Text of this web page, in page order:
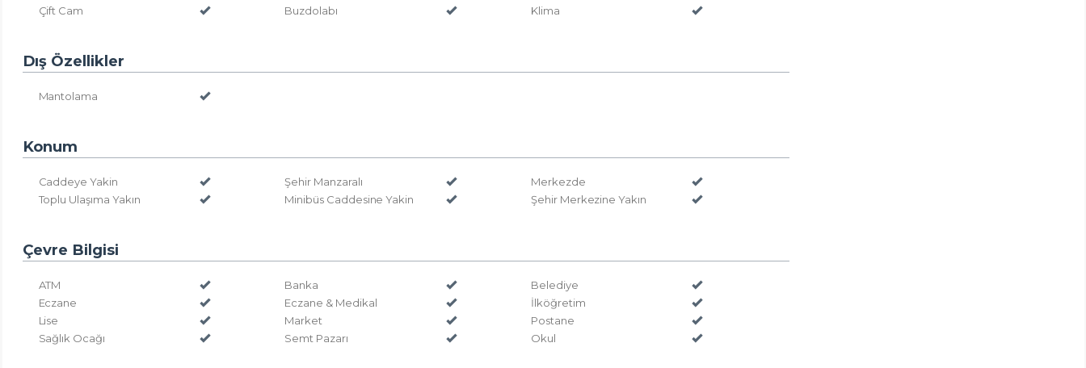
Çift Cam
Buzdolabı Klima
Dış Özellikler
Mantolama
Konum
Caddeye Yakin Şehir Manzaralı
Merkezde
Toplu Ulaşıma Yakın
Minibüs Caddesine Yakin Şehir Merkezine Yakın
Çevre Bilgisi
ATM Banka
Belediye
Eczane
Eczane & Medikal
İlköğretim
Lise
Market
Postane
Sağlık Ocağı
Semt Pazarı Okul